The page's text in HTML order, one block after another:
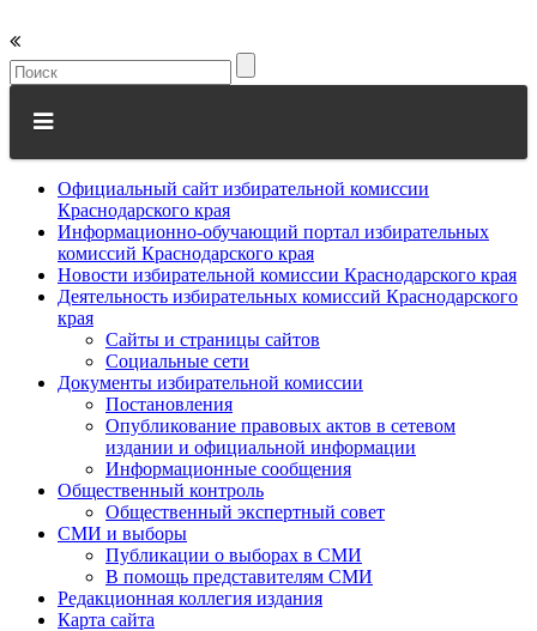
Официальный сайт избирательной комиссии
Краснодарского края
Информационно-обучающий портал избирательных
комиссий Краснодарского края
Новости избирательной комиссии Краснодарского края
Деятельность избирательных комиссий Краснодарского
края
Сайты и страницы сайтов
Социальные сети
Документы избирательной комиссии
Постановления
Опубликование правовых актов в сетевом
издании и официальной информации
Информационные сообщения
Общественный контроль
Общественный экспертный совет
СМИ и выборы
Публикации о выборах в СМИ
В помощь представителям СМИ
Редакционная коллегия издания
Карта сайта